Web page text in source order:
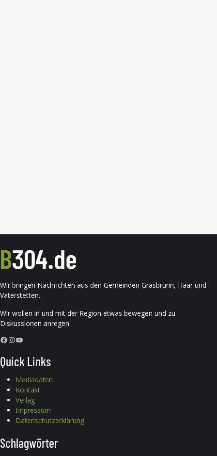
Wir bringen Nachrichten aus den Gemeinden Grasbrunn, Haar und
Vaterstetten.
Wir wollen in und mit der Region etwas bewegen und zu
Diskussionen anregen.
Facebook InstagramYouTube
Quick Links
Mediadaten
Kontakt
Verlag
Impressum
Datenschutzerklärung
Schlagwörter